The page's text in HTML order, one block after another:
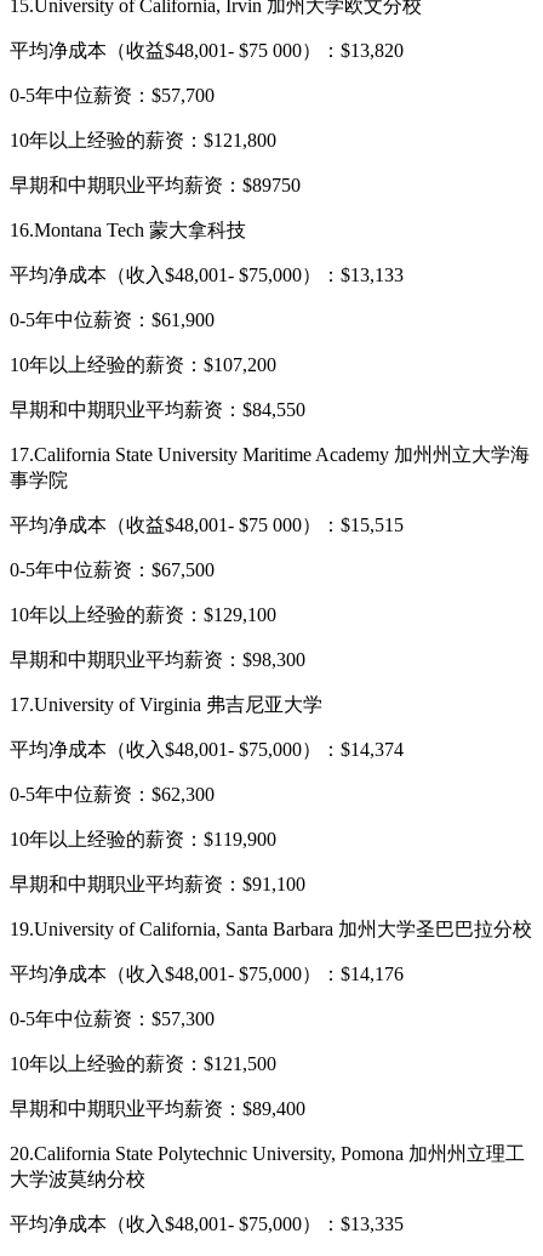
15.University of California, Irvin 加州大学欧文分校
平均净成本（收益$48,001- $75 000）：$13,820
0-5年中位薪资：$57,700
10年以上经验的薪资：$121,800
早期和中期职业平均薪资：$89750
16.Montana Tech 蒙大拿科技
平均净成本（收入$48,001- $75,000）：$13,133
0-5年中位薪资：$61,900
10年以上经验的薪资：$107,200
早期和中期职业平均薪资：$84,550
17.California State University Maritime Academy 加州州立大学海
事学院
平均净成本（收益$48,001- $75 000）：$15,515
0-5年中位薪资：$67,500
10年以上经验的薪资：$129,100
早期和中期职业平均薪资：$98,300
17.University of Virginia 弗吉尼亚大学
平均净成本（收入$48,001- $75,000）：$14,374
0-5年中位薪资：$62,300
10年以上经验的薪资：$119,900
早期和中期职业平均薪资：$91,100
19.University of California, Santa Barbara 加州大学圣巴巴拉分校
平均净成本（收入$48,001- $75,000）：$14,176
0-5年中位薪资：$57,300
10年以上经验的薪资：$121,500
早期和中期职业平均薪资：$89,400
20.California State Polytechnic University, Pomona 加州州立理工
大学波莫纳分校
平均净成本（收入$48,001- $75,000）：$13,335